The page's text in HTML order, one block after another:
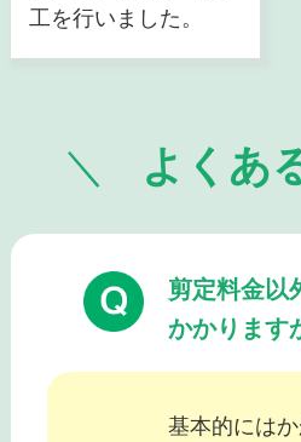
工を行いました。
よくあ
剪定料金以
かかります
基本的には